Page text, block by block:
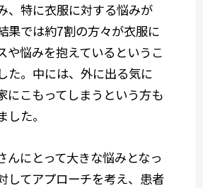
、特に衣服に対する悩みが
果では約7割の方々が衣服に
や悩みを抱えているというこ
た。中には、外に出る気に
にこもってしまうという方も
た。
んにとって大きな悩みとなっ
してアプローチを考え、患者